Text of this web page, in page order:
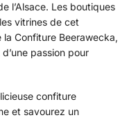
l’Alsace. Les boutiques
vitrines de cet
Confiture Beerawecka,
passion pour
confiture
et savourez un